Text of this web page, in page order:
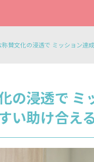
称賛文化の浸透で ミッション達
の浸透で ミ
い助け合え